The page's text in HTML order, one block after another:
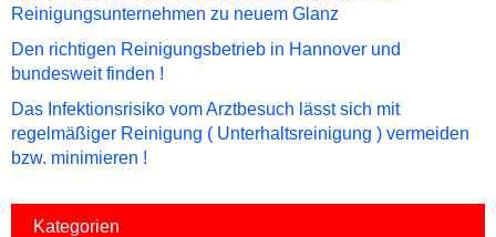
Reinigungsunternehmen zu neuem Glanz
Den richtigen Reinigungsbetrieb in Hannover und
bundesweit finden !
Das Infektionsrisiko vom Arztbesuch lässt sich mit
regelmäßiger Reinigung ( Unterhaltsreinigung ) vermeiden
bzw. minimieren !
Kategorien